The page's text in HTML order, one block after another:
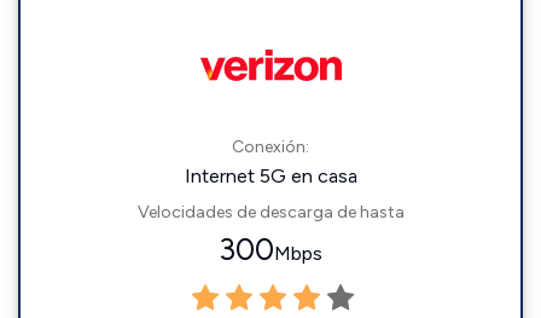
Conexión:
Internet 5G en casa
Velocidades de descarga de hasta
300Mbps